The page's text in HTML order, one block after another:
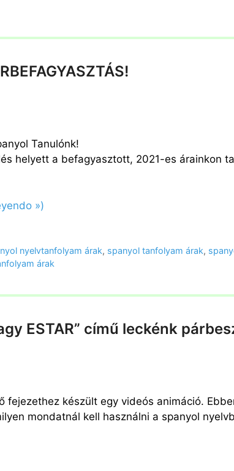
Tanulónk!
helyett a befagyasztott, 2021-es árainkon
»)
nyelvtanfolyam árak, spanyol tanfolyam árak,
árak
ESTAR” című leckénk
fejezethez készült egy videós animáció.
mondatnál kell használni a spanyol